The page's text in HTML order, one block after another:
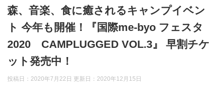
森、音楽、食に癒されるキャンプイベン
ト 今年も開催！『国際me-byo フェスタ
2020 CAMPLUGGED VOL.3』 早割チケ
ット発売中！
投稿日：2020年7月22日 更新日： 2020年12月15日